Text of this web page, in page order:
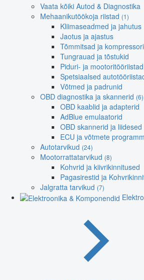
Vaata kõiki Autod & Diagnostika
Mehaanikutöökoja riistad (1)
Kliimaseadmed ja jahutus
Jaotus ja ajastus
Tõmmitsad ja
Tungrauad ja tõstukid
Piduri- ja mootoritööriistad
Spetsiaalsed
Võtmed ja padrunid
OBD diagnostika ja skannerid (6)
OBD kaablid ja adapterid
AdBlue emulaatorid
OBD skannerid ja liidesed
ECU ja võtmete
Autotarvikud (24)
Mootorrattatarvikud (8)
Kohvrid ja kiivrikinnitused
Pagasirestid ja
Jalgratta tarvikud (7)